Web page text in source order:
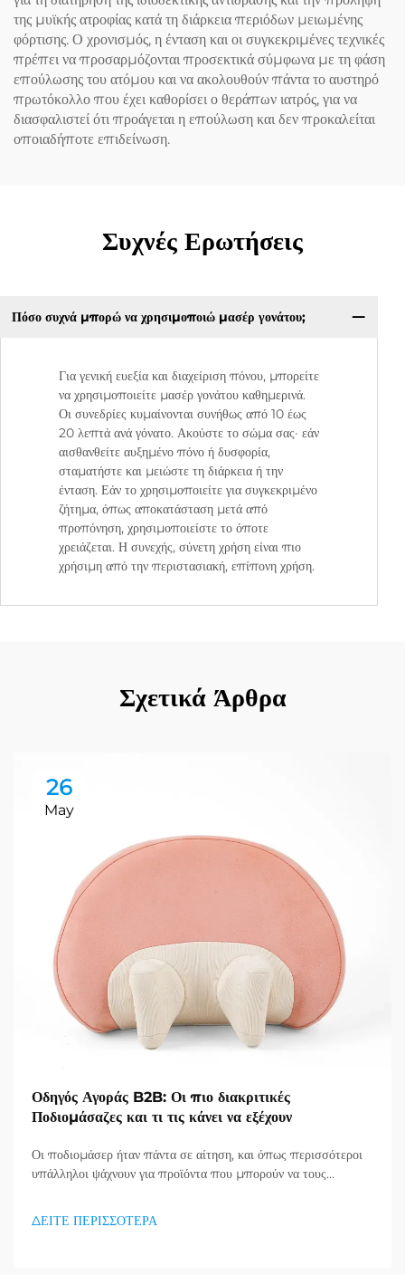
της μυϊκής ατροφίας κατά τη διάρκεια περιόδων μειωμένης
φόρτισης. Ο χρονισμός, η ένταση και οι συγκεκριμένες τεχνικές
πρέπει να προσαρμόζονται προσεκτικά σύμφωνα με τη φάση
επούλωσης του ατόμου και να ακολουθούν πάντα το αυστηρό
πρωτόκολλο που έχει καθορίσει ο θεράπων ιατρός, για να
διασφαλιστεί ότι προάγεται η επούλωση και δεν προκαλείται
οποιαδήποτε επιδείνωση.
Συχνές Ερωτήσεις
Πόσο συχνά μπορώ να χρησιμοποιώ μασέρ γονάτου;
Για γενική ευεξία και διαχείριση πόνου, μπορείτε
να χρησιμοποιείτε μασέρ γονάτου καθημερινά.
Οι συνεδρίες κυμαίνονται συνήθως από 10 έως
20 λεπτά ανά γόνατο. Ακούστε το σώμα σας· εάν
αισθανθείτε αυξημένο πόνο ή δυσφορία,
σταματήστε και μειώστε τη διάρκεια ή την
ένταση. Εάν το χρησιμοποιείτε για συγκεκριμένο
ζήτημα, όπως αποκατάσταση μετά από
προπόνηση, χρησιμοποιείστε το όποτε
χρειάζεται. Η συνεχής, σύνετη χρήση είναι πιο
χρήσιμη από την περιστασιακή, επίπονη χρήση.
Σχετικά Άρθρα
26
May
Οδηγός Αγοράς B2B: Οι πιο διακριτικές
Ποδιομάσαζες και τι τις κάνει να εξέχουν
Οι ποδιομάσερ ήταν πάντα σε αίτηση, και όπως περισσότεροι
υπάλληλοι ψάχνουν για προϊόντα που μπορούν να τους
μέρες εργασίας τους, αυτή η ζήτηση έχει αυξηθεί ακόμη
ΔΕΙΤΕ ΠΕΡΙΣΣΟΤΕΡΑ